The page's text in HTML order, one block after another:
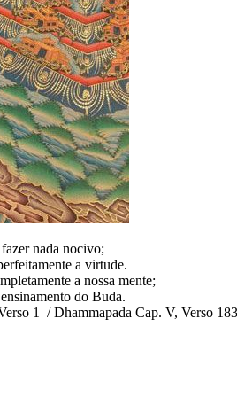
nada nocivo;
a virtude.
a nossa mente;
do Buda.
1 / Dhammapada Cap. V, Verso 183